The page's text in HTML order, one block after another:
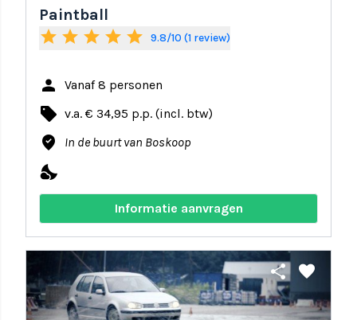
Paintball
star star star star star 9.8/10 (1 review)
person Vanaf 8 personen
local_offer v.a. € 34,95 p.p. (incl. btw)
where_to_vote In de buurt van Boskoop
nights_stay
Informatie aanvragen
share favorite